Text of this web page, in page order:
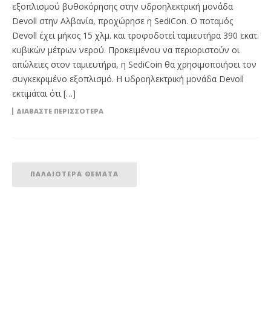
εξοπλισμού βυθοκόρησης στην υδροηλεκτρική μονάδα
Devoll στην Αλβανία, προχώρησε η SediCon. Ο ποταμός
Devoll έχει μήκος 15 χλμ. και τροφοδοτεί ταμιευτήρα 390 εκατ.
κυβικών μέτρων νερού. Προκειμένου να περιοριστούν οι
απώλειες στον ταμιευτήρα, η SediCoin θα χρησιμοποιήσει τον
συγκεκριμένο εξοπλισμό. Η υδροηλεκτρική μονάδα Devoll
εκτιμάται ότι […]
ΔΙΑΒΆΣΤΕ ΠΕΡΙΣΣΌΤΕΡΑ
ΠΑΛΑΙΌΤΕΡΑ ΘΈΜΑΤΑ